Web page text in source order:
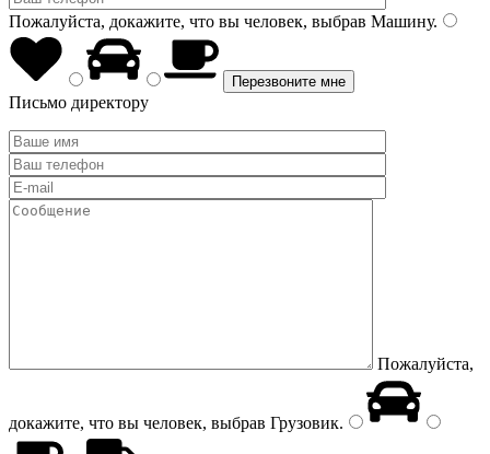
Пожалуйста, докажите, что вы человек, выбрав Машину.
Письмо директору
Пожалуйста,
докажите, что вы человек, выбрав Грузовик.